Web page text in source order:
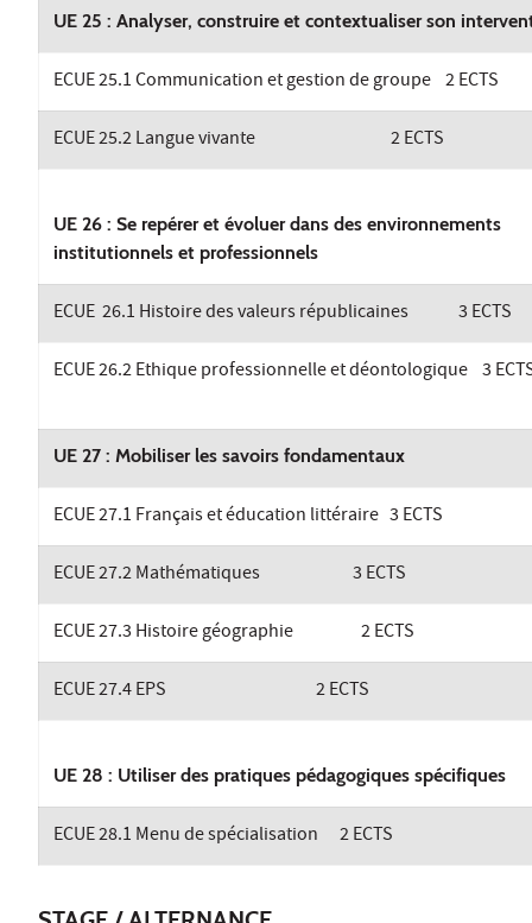
UE 25 : Analyser, construire et contextualiser son
ECUE 25.1 Communication et gestion de groupe
ECUE 25.2 Langue vivante 2 ECTS
UE 26 : Se repérer et évoluer dans des environnements
institutionnels et professionnels
ECUE 26.1 Histoire des valeurs républicaines 3 ECTS
ECUE 26.2 Ethique professionnelle et déontologique 3
UE 27 : Mobiliser les savoirs fondamentaux
ECUE 27.1 Français et éducation littéraire 3 ECTS
ECUE 27.2 Mathématiques 3 ECTS
ECUE 27.3 Histoire géographie 2 ECTS
ECUE 27.4 EPS 2 ECTS
UE 28 : Utiliser des pratiques pédagogiques spécifiques
ECUE 28.1 Menu de spécialisation 2 ECTS